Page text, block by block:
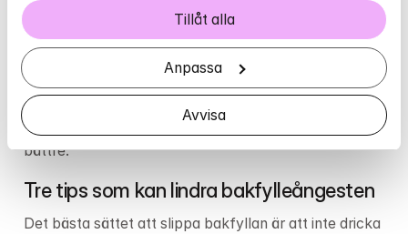
Tillåt alla
Anpassa
Avvisa
Går det att bota bakfylleångest?
Eftersom kroppen och hjärnan måste få tid att hämta
sig finns det inget snabbt botemedel mot det som
kallas kemisk ångest. Men det finns saker du kan
göra för att dämpa bakfylleångesten och må lite
bättre.
Tre tips som kan lindra bakfylleångesten
Det bästa sättet att slippa bakfyllan är att inte dricka